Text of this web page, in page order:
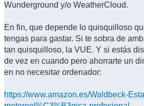
Wunderground y/o WeatherCloud.
En fin, que depende lo quisquilloso
tengas para gastar. Si te sobra de
tan quisquilloso, la VUE. Y si estás
de vez en cuando pero ahorrarte un
en no necesitar ordenador:
https://www.amazon.es/Waldbeck-